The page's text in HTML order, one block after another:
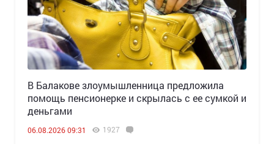
В Балакове злоумышленница предложила
помощь пенсионерке и скрылась с ее сумкой и
деньгами
06.08.2026 09:31 1927